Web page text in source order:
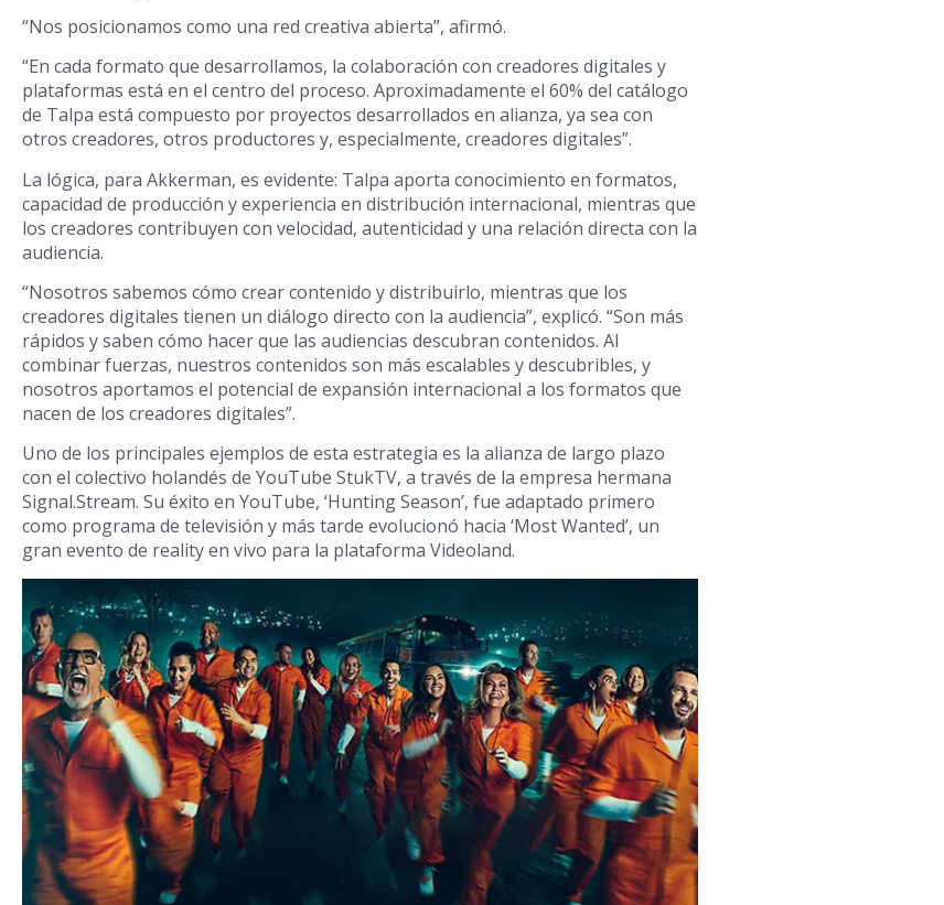
“Nos posicionamos como una red creativa abierta”, afirmó.
“En cada formato que desarrollamos, la colaboración con creadores digitales y
plataformas está en el centro del proceso. Aproximadamente el 60% del catálogo
de Talpa está compuesto por proyectos desarrollados en alianza, ya sea con
otros creadores, otros productores y, especialmente, creadores digitales”.
La lógica, para Akkerman, es evidente: Talpa aporta conocimiento en formatos,
capacidad de producción y experiencia en distribución internacional, mientras que
los creadores contribuyen con velocidad, autenticidad y una relación directa con la
audiencia.
“Nosotros sabemos cómo crear contenido y distribuirlo, mientras que los
creadores digitales tienen un diálogo directo con la audiencia”, explicó. “Son más
rápidos y saben cómo hacer que las audiencias descubran contenidos. Al
combinar fuerzas, nuestros contenidos son más escalables y descubribles, y
nosotros aportamos el potencial de expansión internacional a los formatos que
nacen de los creadores digitales”.
Uno de los principales ejemplos de esta estrategia es la alianza de largo plazo
con el colectivo holandés de YouTube StukTV, a través de la empresa hermana
Signal.Stream. Su éxito en YouTube, ‘Hunting Season’, fue adaptado primero
como programa de televisión y más tarde evolucionó hacia ‘Most Wanted’, un
gran evento de reality en vivo para la plataforma Videoland.